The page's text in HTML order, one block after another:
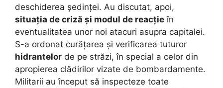
deschiderea ședinței. Au discutat, apoi,
situația de criză și modul de reacție în
eventualitatea unor noi atacuri asupra capitalei.
S-a ordonat curățarea și verificarea tuturor
hidrantelor de pe străzi, în special a celor din
apropierea clădirilor vizate de bombardamente.
Militarii au început să inspecteze toate